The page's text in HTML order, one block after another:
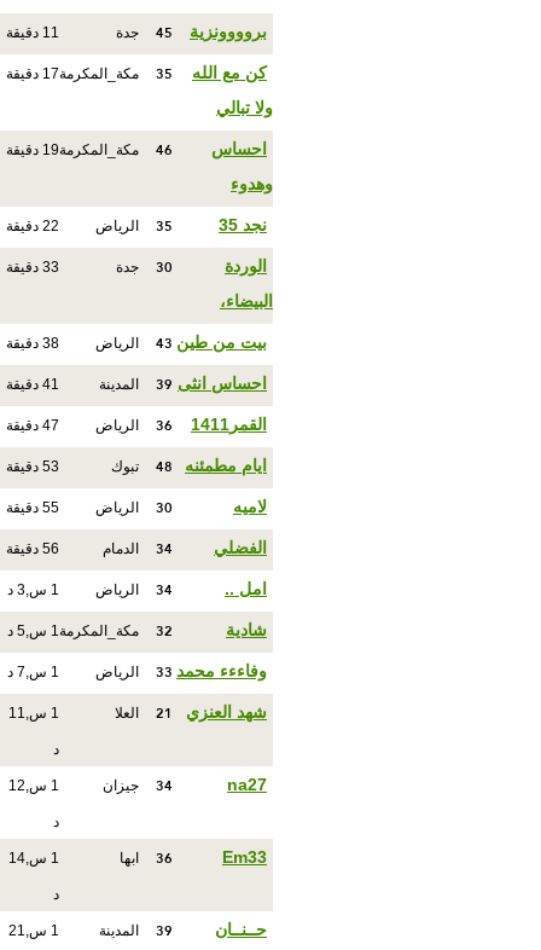
بروووونزية 45 جدة 11 دقيقة
كن مع الله
ولا تبالي
35 مكة_المكرمة17 دقيقة
احساس
وهدوء
46 مكة_المكرمة19 دقيقة
نجد 35 35 الرياض 22 دقيقة
الوردة
البيضاء،
30 جدة 33 دقيقة
بيت من طين 43 الرياض 38 دقيقة
احساس انثى 39 المدينة 41 دقيقة
القمر1411 36 الرياض 47 دقيقة
ايام مطمئنه 48 تبوك 53 دقيقة
لاميه 30 الرياض 55 دقيقة
الفضلي 34 الدمام 56 دقيقة
امل .. 34 الرياض 1 س,3 د
شادية 32 مكة_المكرمة1 س,5 د
وفاءءء محمد 33 الرياض 1 س,7 د
شهد العنزي 21 العلا 1 س,11
د
na27
34 جيزان 1 س,12
د
Em33
36 ابها 1 س,14
د
حــنــان 39 المدينة 1 س,21